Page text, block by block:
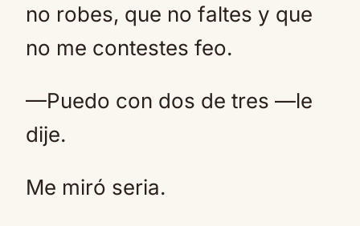
no robes, que no faltes y que
no me contestes feo.
—Puedo con dos de tres —le
dije.
Me miró seria.